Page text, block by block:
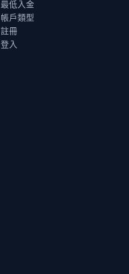
最低入金
帳戶類型
註冊
登入